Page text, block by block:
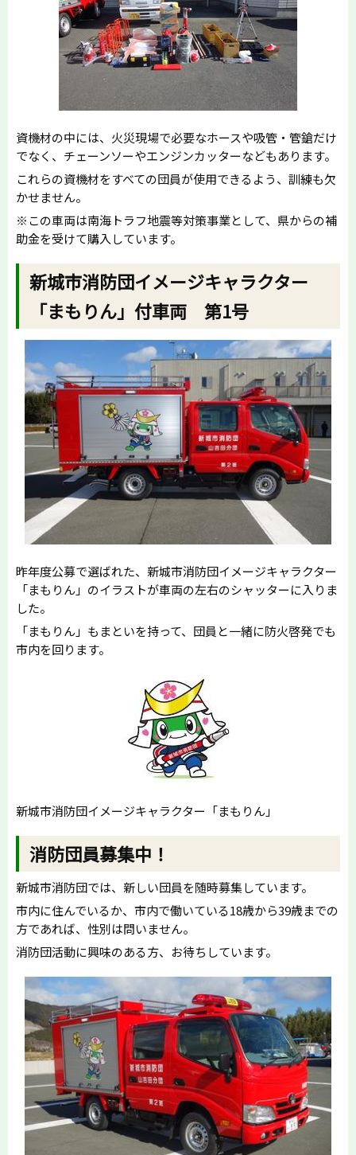
資機材の中には、火災現場で必要なホースや吸管・管鎗だけ
でなく、チェーンソーやエンジンカッターなどもあります。
これらの資機材をすべての団員が使用できるよう、訓練も欠
かせません。
※この車両は南海トラフ地震等対策事業として、県からの補
助金を受けて購入しています。
新城市消防団イメージキャラクター
「まもりん」付車両 第1号
昨年度公募で選ばれた、新城市消防団イメージキャラクター
「まもりん」のイラストが車両の左右のシャッターに入りま
した。
「まもりん」もまといを持って、団員と一緒に防火啓発でも
市内を回ります。
新城市消防団イメージキャラクター「まもりん」
消防団員募集中！
新城市消防団では、新しい団員を随時募集しています。
市内に住んでいるか、市内で働いている18歳から39歳までの
方であれば、性別は問いません。
消防団活動に興味のある方、お待ちしています。